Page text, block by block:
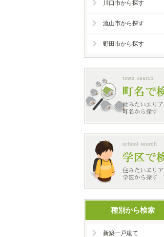
川口市から探す
流山市から探す
野田市から探す
種別から検索
新築一戸建て